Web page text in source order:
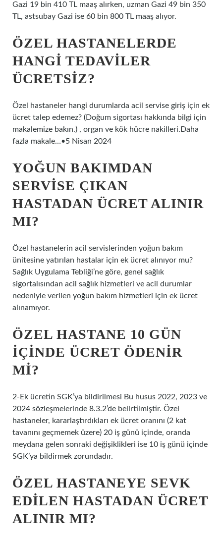
Gazi 19 bin 410 TL maaş alırken, uzman Gazi 49 bin 350
TL, astsubay Gazi ise 60 bin 800 TL maaş alıyor.
ÖZEL HASTANELERDE
HANGI TEDAVILER
ÜCRETSIZ?
Özel hastaneler hangi durumlarda acil servise giriş için ek
ücret talep edemez? (Doğum sigortası hakkında bilgi için
makalemize bakın.) , organ ve kök hücre nakilleri.Daha
fazla makale…•5 Nisan 2024
YOĞUN BAKIMDAN
SERVISE ÇIKAN
HASTADAN ÜCRET ALINIR
MI?
Özel hastanelerin acil servislerinden yoğun bakım
ünitesine yatırılan hastalar için ek ücret alınıyor mu?
Sağlık Uygulama Tebliği’ne göre, genel sağlık
sigortalısından acil sağlık hizmetleri ve acil durumlar
nedeniyle verilen yoğun bakım hizmetleri için ek ücret
alınamıyor.
ÖZEL HASTANE 10 GÜN
IÇINDE ÜCRET ÖDENIR
MI?
2-Ek ücretin SGK’ya bildirilmesi Bu husus 2022, 2023 ve
2024 sözleşmelerinde 8.3.2’de belirtilmiştir. Özel
hastaneler, kararlaştırdıkları ek ücret oranını (2 kat
tavanını geçmemek üzere) 20 iş günü içinde, oranda
meydana gelen sonraki değişiklikleri ise 10 iş günü içinde
SGK’ya bildirmek zorundadır.
ÖZEL HASTANEYE SEVK
EDILEN HASTADAN ÜCRET
ALINIR MI?